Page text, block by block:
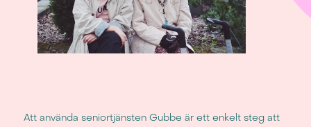
Att använda seniortjänsten Gubbe är ett enkelt steg att